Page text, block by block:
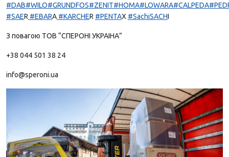
#DAB#WILO#GRUNDFOS#ZENIT#HOMA#LOWARA#CALPEDA
#SAER #EBARA #KARCHER #PENTAX #SachiSACHI
З повагою ТОВ “СПЕРОНІ УКРАІНА”
+38 044 501 38 24
info@speroni.ua